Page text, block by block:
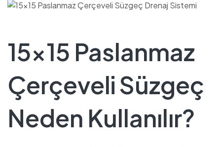
15×15 Paslanmaz
Çerçeveli Süzgeç
Neden Kullanılır?